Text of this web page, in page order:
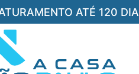
ATÉ 120